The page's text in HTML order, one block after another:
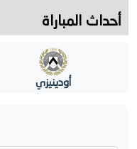
أحداث المباراة
أودينيزي